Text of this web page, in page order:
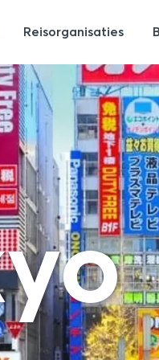
Reisorganisaties